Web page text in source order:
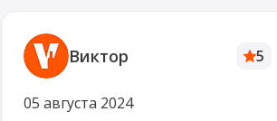
Виктор 5
05 августа 2024